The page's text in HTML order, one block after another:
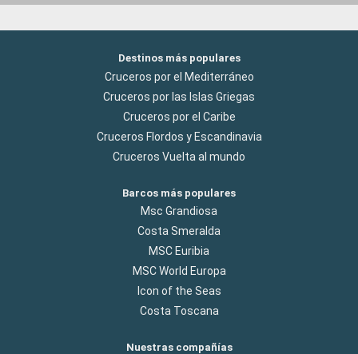
Destinos más populares
Cruceros por el Mediterráneo
Cruceros por las Islas Griegas
Cruceros por el Caribe
Cruceros Flordos y Escandinavia
Cruceros Vuelta al mundo
Barcos más populares
Msc Grandiosa
Costa Smeralda
MSC Euribia
MSC World Europa
Icon of the Seas
Costa Toscana
Nuestras compañías